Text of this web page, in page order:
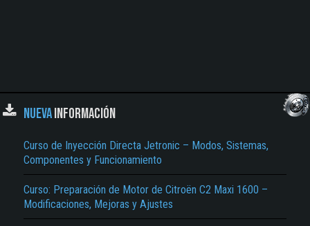
NUEVAINFORMACIÓN
Curso de Inyección Directa Jetronic – Modos, Sistemas,
Componentes y Funcionamiento
Curso: Preparación de Motor de Citroën C2 Maxi 1600 –
Modificaciones, Mejoras y Ajustes